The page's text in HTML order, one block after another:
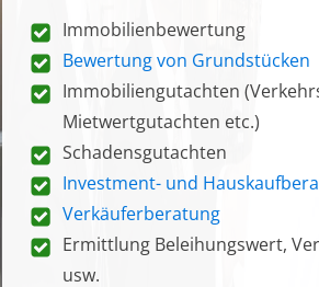
Immobilienbewertung
Bewertung von Grundstücken
Immobiliengutachten
Mietwertgutachten etc.)
Schadensgutachten
Investment- und
Verkäuferberatung
Ermittlung Beleihungswert,
usw.